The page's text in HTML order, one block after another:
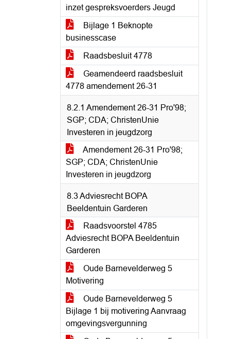
inzet gespreksvoerders Jeugd
Bijlage 1 Beknopte
businesscase
Raadsbesluit 4778
Geamendeerd raadsbesluit
4778 amendement 26-31
8.2.1 Amendement 26-31 Pro'98;
SGP; CDA; ChristenUnie
Investeren in jeugdzorg
Amendement 26-31 Pro'98;
SGP; CDA; ChristenUnie
Investeren in jeugdzorg
8.3 Adviesrecht BOPA
Beeldentuin Garderen
Raadsvoorstel 4785
Adviesrecht BOPA Beeldentuin
Garderen
Oude Barnevelderweg 5
Motivering
Oude Barnevelderweg 5
Bijlage 1 bij motivering Aanvraag
omgevingsvergunning